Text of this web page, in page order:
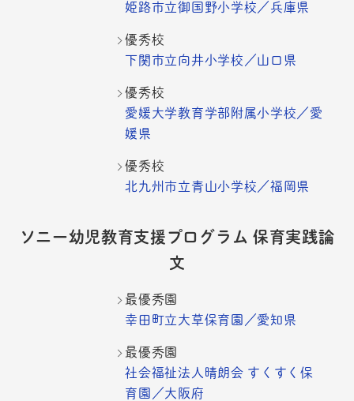
姫路市立御国野小学校／兵庫県
優秀校
下関市立向井小学校／山口県
優秀校
愛媛大学教育学部附属小学校／愛
媛県
優秀校
北九州市立青山小学校／福岡県
ソニー幼児教育支援プログラム 保育実践論
文
最優秀園
幸田町立大草保育園／愛知県
最優秀園
社会福祉法人晴朗会 すくすく保
育園／大阪府